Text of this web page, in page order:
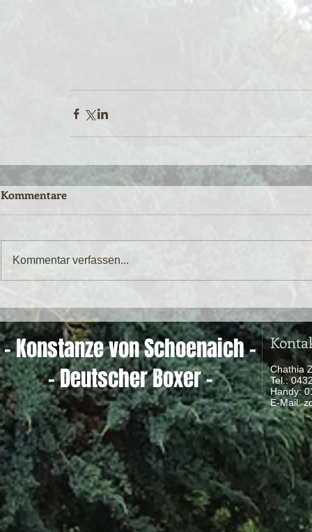
Kommentare
Kommentar verfassen...
- Konstanze von Schoenaich -
- Deutscher Boxer -
Chathia
Tel.:
Handy:
​ E-Mail: